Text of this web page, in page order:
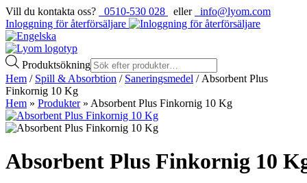
Vill du kontakta oss? 0510-530 028 eller
info@lyom.com
Inloggning för återförsäljare
Produktsökning
Hem / Spill & Absorbtion / Saneringsmedel / Absorbent Plus
Finkornig 10 Kg
Hem » Produkter» Absorbent Plus Finkornig 10 Kg
Absorbent Plus Finkornig 10